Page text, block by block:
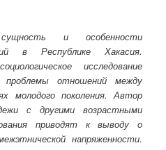
и особенности
в Республике Хакасия.
исследование
проблемы отношений между
молодого поколения. Автор
с другими возрастными
приводят к выводу о
напряженности.